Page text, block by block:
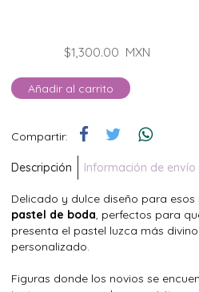
$1,300.00 MXN
Añadir al carrito
Compartir:
Descripción Información de envío
Delicado y dulce diseño para esos
pastel de boda, perfectos para
presenta el pastel luzca más
personalizado.
Figuras donde los novios se